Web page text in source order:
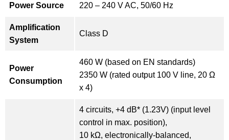
Power Source 220 – 240 V AC, 50/60 Hz
Amplification
System
Class D
Power
Consumption
460 W (based on EN standards)
2350 W (rated output 100 V line, 20 Ω
x 4)
4 circuits, +4 dB* (1.23V) (input level
control in max. position),
10 kΩ, electronically-balanced,